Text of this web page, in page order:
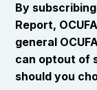
By
Report,
general
can optout of
should you